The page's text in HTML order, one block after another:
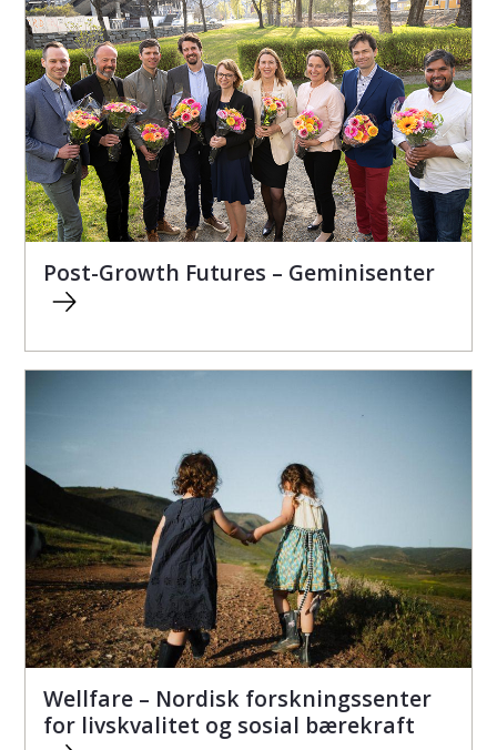
Post-Growth Futures – Geminisenter
Wellfare – Nordisk forskningssenter
for livskvalitet og sosial bærekraft